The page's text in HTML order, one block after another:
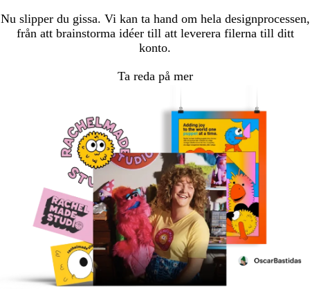
Nu slipper du gissa. Vi kan ta hand om hela designprocessen,
från att brainstorma idéer till att leverera filerna till ditt
konto.
Ta reda på mer